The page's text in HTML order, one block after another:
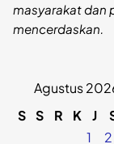
masyarakat dan
mencerdaskan.
Agustus
S S R K J
1
2